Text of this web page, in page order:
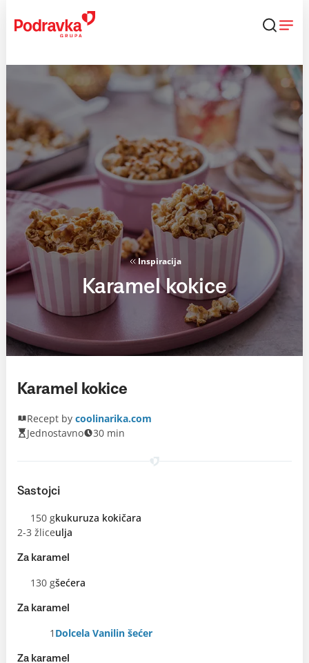
content
Inspiracija
Karamel kokice
Karamel kokice
Recept by coolinarika.com
Jednostavno
30 min
Sastojci
150 gkukuruza kokičara
2-3 žliceulja
Za karamel
130 gšećera
Za karamel
1 Dolcela Vanilin šećer
Za karamel